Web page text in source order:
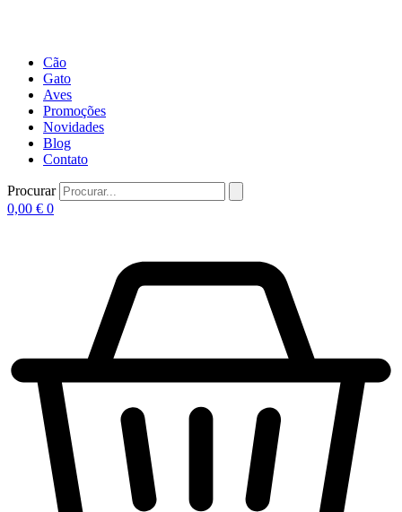
Cão
Gato
Aves
Promoções
Novidades
Blog
Contato
Procurar
0,00 € 0